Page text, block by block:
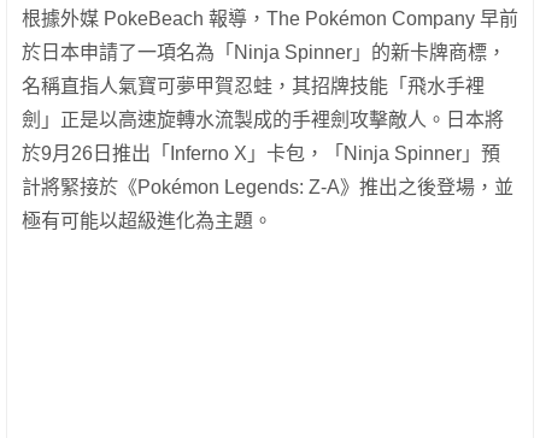
根據外媒 PokeBeach 報導，The Pokémon Company 早前
於日本申請了一項名為「Ninja Spinner」的新卡牌商標，
名稱直指人氣寶可夢甲賀忍蛙，其招牌技能「飛水手裡
劍」正是以高速旋轉水流製成的手裡劍攻擊敵人。日本將
於9月26日推出「Inferno X」卡包，「Ninja Spinner」預
計將緊接於《Pokémon Legends: Z-A》推出之後登場，並
極有可能以超級進化為主題。